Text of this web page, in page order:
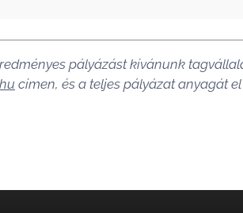
pályázást kívánunk
címen, és a teljes pályázat anyagát